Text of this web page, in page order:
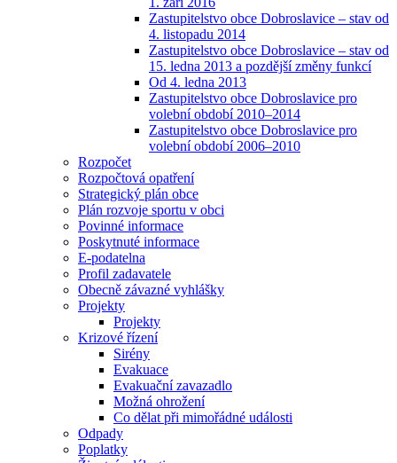
Zastupitelstvo obce Dobroslavice – stav od
4. listopadu 2014
Zastupitelstvo obce Dobroslavice – stav od
15. ledna 2013 a pozdější změny funkcí
Od 4. ledna 2013
Zastupitelstvo obce Dobroslavice pro
volební období 2010–2014
Zastupitelstvo obce Dobroslavice pro
volební období 2006–2010
Rozpočet
Rozpočtová opatření
Strategický plán obce
Plán rozvoje sportu v obci
Povinné informace
Poskytnuté informace
E-podatelna
Profil zadavatele
Obecně závazné vyhlášky
Projekty
Projekty
Krizové řízení
Sirény
Evakuace
Evakuační zavazadlo
Možná ohrožení
Co dělat při mimořádné události
Odpady
Poplatky